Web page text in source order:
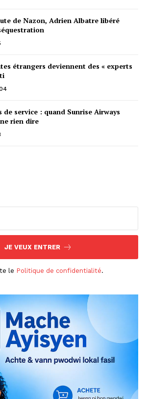
de Nazon, Adrien Albatre libéré
étrangers deviennent des « experts
de service : quand Sunrise Airways
rien dire
JE VEUX ENTRER
le Politique de confidentialité.